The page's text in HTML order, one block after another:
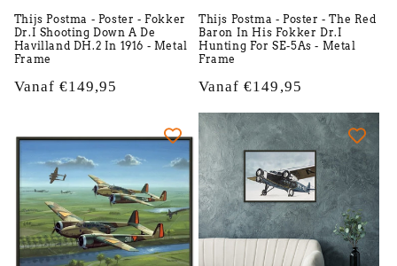
Thijs Postma - Poster - Fokker
Dr.I Shooting Down A De
Havilland DH.2 In 1916 - Metal
Frame
Normale
Vanaf €149,95
Thijs Postma - Poster - The Red
Baron In His Fokker Dr.I
Hunting For SE-5As - Metal
Frame
Normale
Vanaf €149,95